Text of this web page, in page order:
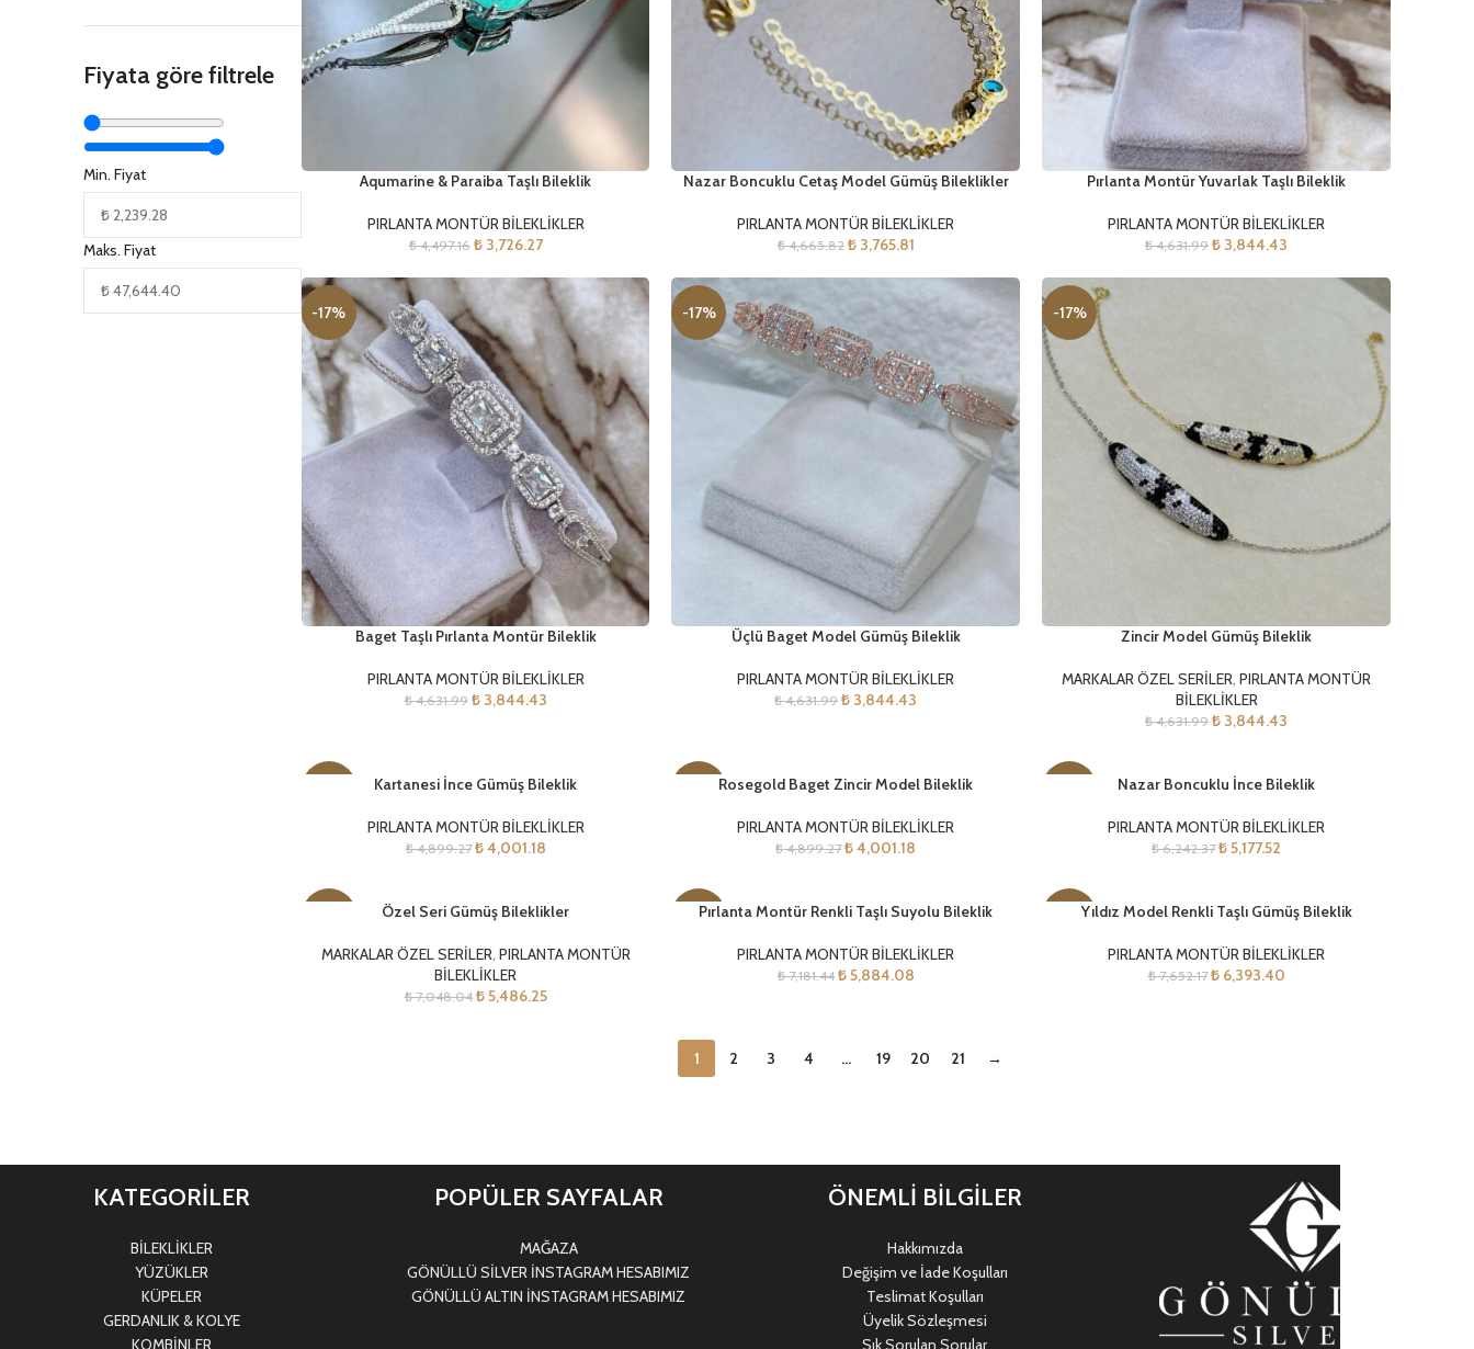
Fiyata göre filtrele
Min. Fiyat
Maks. Fiyat
Aqumarine & Paraiba Taşlı Bileklik
PIRLANTA MONTÜR BİLEKLİKLER
₺4,497.16 ₺3,726.27
Nazar Boncuklu Cetaş Model Gümüş Bileklikler
PIRLANTA MONTÜR BİLEKLİKLER
₺4,665.82 ₺3,765.81
Pırlanta Montür Yuvarlak Taşlı Bileklik
PIRLANTA MONTÜR BİLEKLİKLER
₺4,631.99 ₺ 3,844.43
-17%
Baget Taşlı Pırlanta Montür Bileklik
PIRLANTA MONTÜR BİLEKLİKLER
₺4,631.99 ₺3,844.43
-17%
Üçlü Baget Model Gümüş Bileklik
PIRLANTA MONTÜR BİLEKLİKLER
₺4,631.99 ₺ 3,844.43
-17%
Zincir Model Gümüş Bileklik
MARKALAR ÖZEL SERİLER,PIRLANTA MONTÜR
BİLEKLİKLER
₺4,631.99 ₺ 3,844.43
Kartanesi İnce Gümüş Bileklik
PIRLANTA MONTÜR BİLEKLİKLER
₺4,899.27 ₺4,001.18
Rosegold Baget Zincir Model Bileklik
PIRLANTA MONTÜR BİLEKLİKLER
₺4,899.27 ₺4,001.18
Nazar Boncuklu İnce Bileklik
PIRLANTA MONTÜR BİLEKLİKLER
₺6,242.37 ₺5,177.52
Özel Seri Gümüş Bileklikler
MARKALAR ÖZEL SERİLER, PIRLANTA MONTÜR
BİLEKLİKLER
₺7,048.04 ₺5,486.25
-18%
Pırlanta Montür Renkli Taşlı Suyolu Bileklik
PIRLANTA MONTÜR BİLEKLİKLER
₺7,181.44 ₺5,884.08
-16%Yıldız Model Renkli Taşlı Gümüş Bileklik
PIRLANTA MONTÜR BİLEKLİKLER
₺7,652.17 ₺6,393.40
1 2 3 4 … 19 20 21 →
KATEGORİLER
BİLEKLİKLER
YÜZÜKLER
KÜPELER
GERDANLIK & KOLYE
KOMBİNLER
POPÜLER SAYFALAR
MAĞAZA
GÖNÜLLÜ SİLVER İNSTAGRAM HESABIMIZ
GÖNÜLLÜ ALTIN İNSTAGRAM HESABIMIZ
ÖNEMLİ BİLGİLER
Hakkımızda
Değişim ve İade Koşulları
Teslimat Koşulları
Üyelik Sözleşmesi
Sık Sorulan Sorular